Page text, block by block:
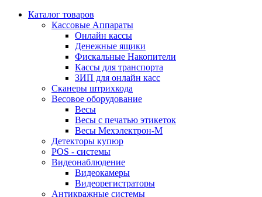
Каталог товаров
Кассовые Аппараты
Онлайн кассы
Денежные ящики
Фискальные Накопители
Кассы для транспорта
ЗИП для онлайн касс
Сканеры штрихкода
Весовое оборудование
Весы
Весы с печатью этикеток
Весы Мехэлектрон-М
Детекторы купюр
POS - системы
Видеонаблюдение
Видеокамеры
Видеорегистраторы
Антикражные системы